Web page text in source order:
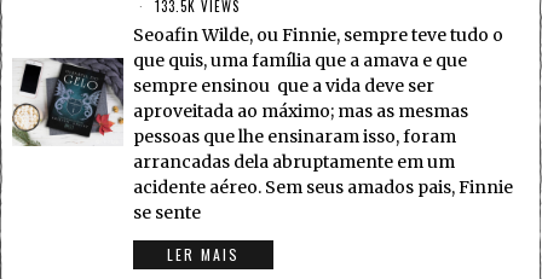
133.5K VIEWS
Seoafin Wilde, ou Finnie, sempre teve tudo o
que quis, uma família que a amava e que
sempre ensinou que a vida deve ser
aproveitada ao máximo; mas as mesmas
pessoas que lhe ensinaram isso, foram
arrancadas dela abruptamente em um
acidente aéreo. Sem seus amados pais, Finnie
se sente
LER MAIS